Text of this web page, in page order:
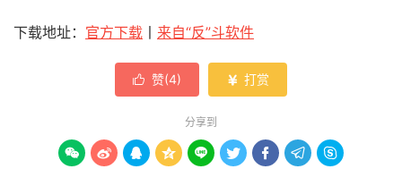
下载地址： 官方下载 来自“反”斗软件
 赞(4)  打赏
分享到
        